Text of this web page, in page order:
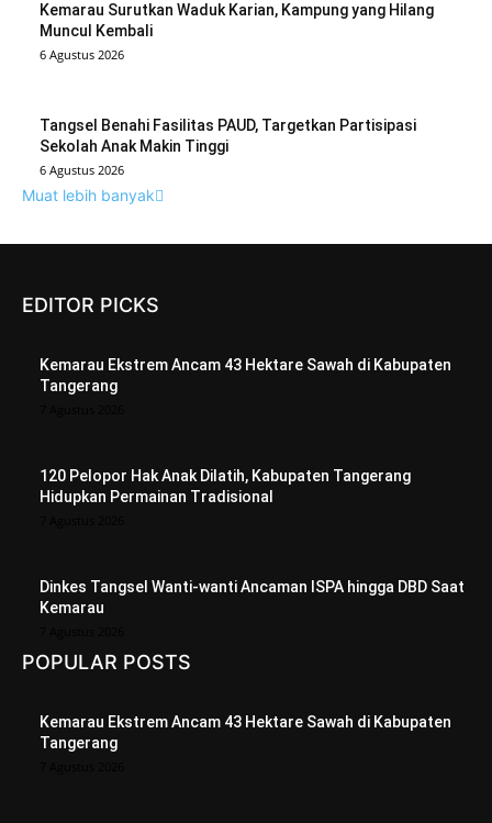
Kemarau Surutkan Waduk Karian, Kampung yang Hilang
Muncul Kembali
6 Agustus 2026
Tangsel Benahi Fasilitas PAUD, Targetkan Partisipasi
Sekolah Anak Makin Tinggi
6 Agustus 2026
Muat lebih banyak
EDITOR PICKS
Kemarau Ekstrem Ancam 43 Hektare Sawah di Kabupaten
Tangerang
120 Pelopor Hak Anak Dilatih, Kabupaten Tangerang
Hidupkan Permainan Tradisional
Dinkes Tangsel Wanti-wanti Ancaman ISPA hingga DBD Saat
Kemarau
POPULAR POSTS
Kemarau Ekstrem Ancam 43 Hektare Sawah di Kabupaten
Tangerang